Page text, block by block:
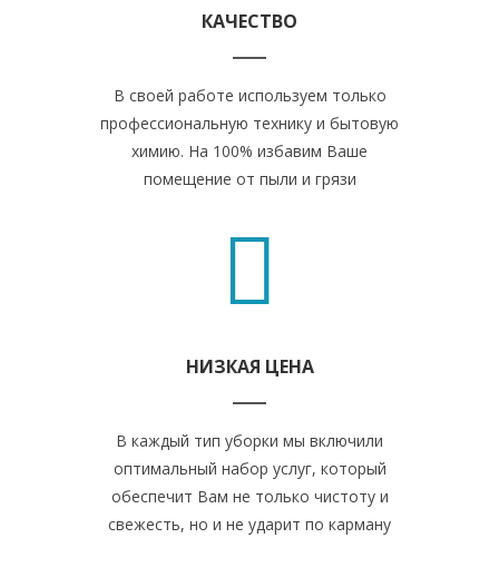
КАЧЕСТВО
В своей работе используем только
профессиональную технику и бытовую
химию. На 100% избавим Ваше
помещение от пыли и грязи
НИЗКАЯ ЦЕНА
В каждый тип уборки мы включили
оптимальный набор услуг, который
обеспечит Вам не только чистоту и
свежесть, но и не ударит по карману